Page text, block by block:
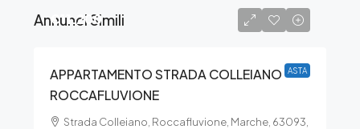
Annunci Simili
ASTA
€11.200
APPARTAMENTO STRADA COLLEIANO –
ROCCAFLUVIONE
Strada Colleiano, Roccafluvione, Marche, 63093,